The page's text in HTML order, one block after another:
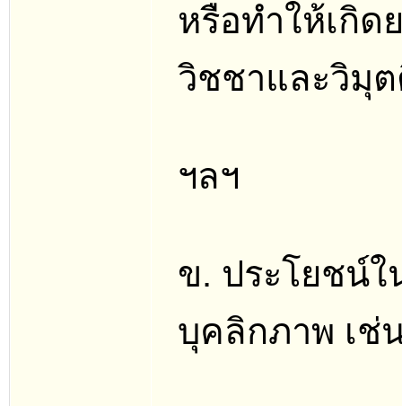
หรือทำให้เกิ
วิชชาและวิมุ
ฯลฯ
ข. ประโยชน์
บุคลิกภาพ เช่